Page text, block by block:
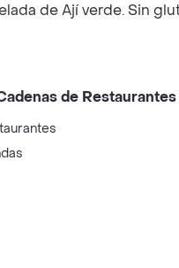
de Ají verde. Sin
de Restaurantes